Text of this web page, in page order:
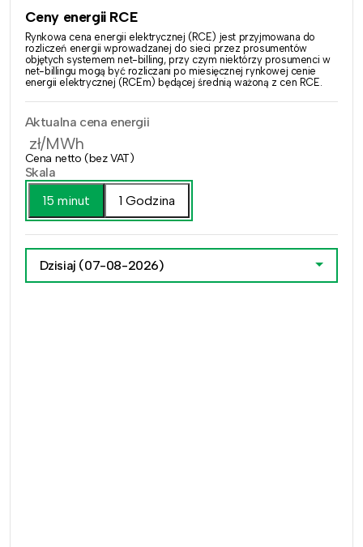
Ceny energii RCE
Rynkowa cena energii elektrycznej (RCE) jest przyjmowana do
rozliczeń energii wprowadzanej do sieci przez prosumentów
objętych systemem net-billing, przy czym niektórzy prosumenci w
net-billingu mogą być rozliczani po miesięcznej rynkowej cenie
energii elektrycznej (RCEm) będącej średnią ważoną z cen RCE.
Aktualna cena energii
zł/MWh
Cena netto (bez VAT)
Skala
15 minut
1 Godzina
Dzisiaj (07-08-2026)